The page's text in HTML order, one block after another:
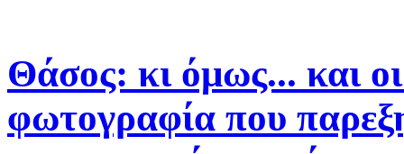
Θάσος: κι όμως... και
φωτογραφία που